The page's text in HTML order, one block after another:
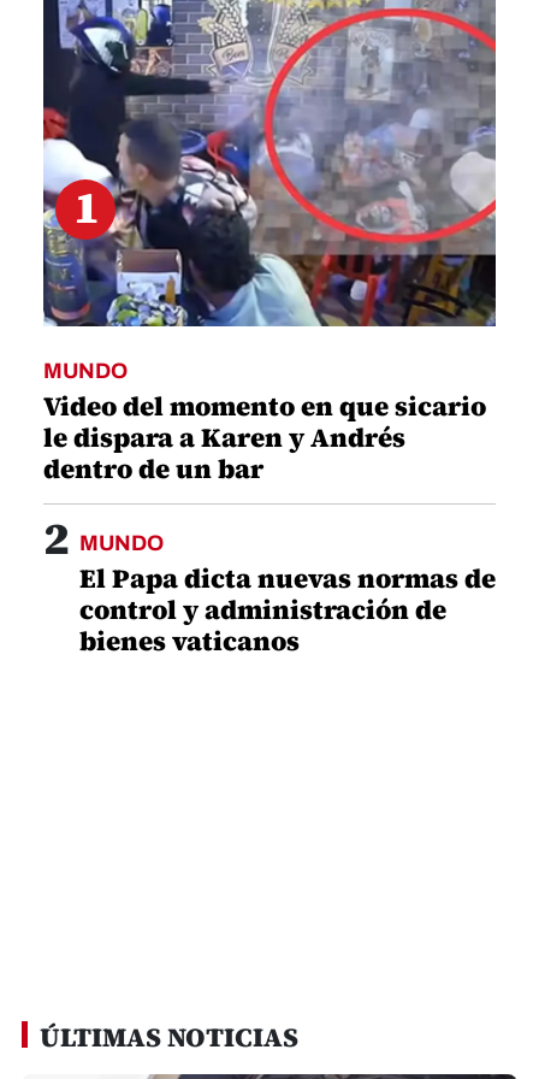
seconds
1
MUNDO
Video del momento en que sicario
le dispara a Karen y Andrés
dentro de un bar
2 MUNDO
El Papa dicta nuevas normas de
control y administración de
bienes vaticanos
ÚLTIMAS NOTICIAS